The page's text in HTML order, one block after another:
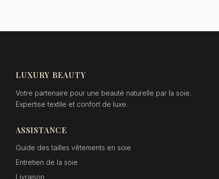
LUXURY BEAUTY
Votre partenaire pour une beauté naturelle par la soie.
Expertise textile et confort de luxe.
ASSISTANCE
Guide des tailles vêtements en soie
Entretien de la soie
Livraison